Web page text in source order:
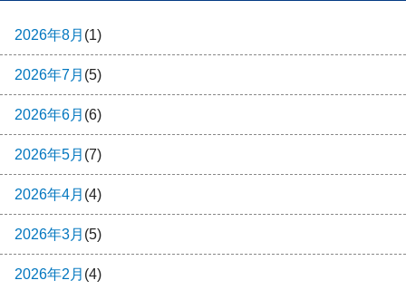
2026年8月 (1)
2026年7月 (5)
2026年6月 (6)
2026年5月 (7)
2026年4月 (4)
2026年3月 (5)
2026年2月 (4)